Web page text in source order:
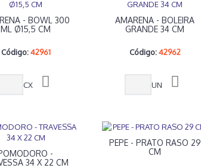
- BOWL 300
ML Ø15,5 CM
Código: 42961
CX
AMARENA - BOLEIRA
GRANDE 34 CM
Código:42962
UN
-
34 X 22 CM
PEPE - PRATO RASO 29
CM